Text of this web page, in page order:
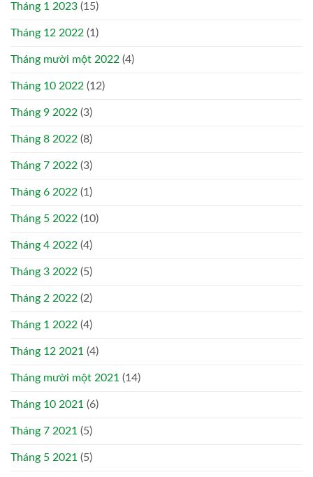
Tháng 1 2023 (15)
Tháng 12 2022 (1)
Tháng mười một 2022 (4)
Tháng 10 2022 (12)
Tháng 9 2022 (3)
Tháng 8 2022 (8)
Tháng 7 2022 (3)
Tháng 6 2022 (1)
Tháng 5 2022 (10)
Tháng 4 2022 (4)
Tháng 3 2022 (5)
Tháng 2 2022 (2)
Tháng 1 2022 (4)
Tháng 12 2021 (4)
Tháng mười một 2021 (14)
Tháng 10 2021 (6)
Tháng 7 2021 (5)
Tháng 5 2021 (5)